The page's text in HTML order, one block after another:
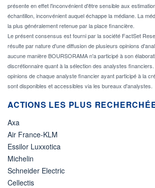
présente en effet l'inconvénient d'être sensible aux
échantillon, inconvénient auquel échappe la médiane. La
la plus généralement retenue par la place financière.
Le présent consensus est fourni par la société FactSet
résulte par nature d'une diffusion de plusieurs opinions
aucune manière BOURSORAMA n'a participé à son
discrétionnaire quant à la sélection des analystes
opinions de chaque analyste financier ayant participé à la
sont disponibles et accessibles via les bureaux d'analystes.
ACTIONS LES PLUS
Axa
Air France-KLM
Essilor Luxxotica
Michelin
Schneider Electric
Cellectis